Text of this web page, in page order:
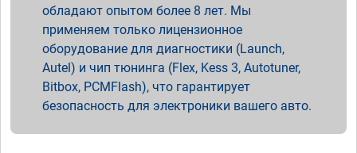
обладают опытом более 8 лет. Мы
применяем только лицензионное
оборудование для диагностики (Launch,
Autel) и чип тюнинга (Flex, Kess 3, Autotuner,
Bitbox, PCMFlash), что гарантирует
безопасность для электроники вашего авто.